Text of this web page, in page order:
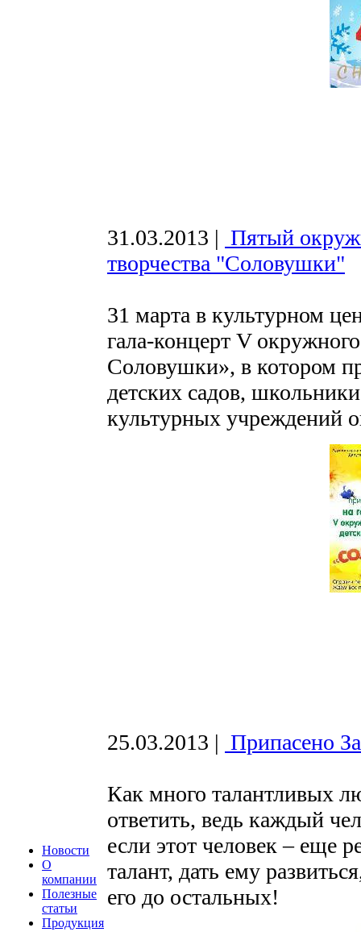
Новости
О
компании
Полезные
статьи
Продукция
31.03.2013 | Пятый
творчества "Соловушки"
31 марта в культурном
гала-концерт V
Соловушки», в котором
детских садов,
культурных учреждений
25.03.2013 | Припасено
Как много талантливых
ответить, ведь каждый
если этот человек – еще
талант, дать ему
его до остальных!